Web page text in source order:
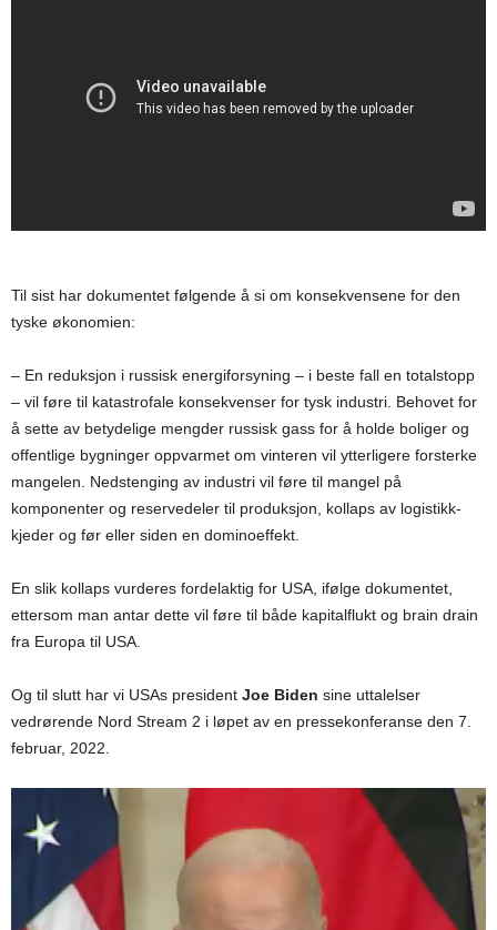
Til sist har dokumentet følgende å si om konsekvensene for den
tyske økonomien:
– En reduksjon i russisk energiforsyning – i beste fall en totalstopp
– vil føre til katastrofale konsekvenser for tysk industri. Behovet for
å sette av betydelige mengder russisk gass for å holde boliger og
offentlige bygninger oppvarmet om vinteren vil ytterligere forsterke
mangelen. Nedstenging av industri vil føre til mangel på
komponenter og reservedeler til produksjon, kollaps av logistikk-
kjeder og før eller siden en dominoeffekt.
En slik kollaps vurderes fordelaktig for USA, ifølge dokumentet,
ettersom man antar dette vil føre til både kapitalflukt og brain drain
fra Europa til USA.
Og til slutt har vi USAs president Joe Biden sine uttalelser
vedrørende Nord Stream 2 i løpet av en pressekonferanse den 7.
februar, 2022.